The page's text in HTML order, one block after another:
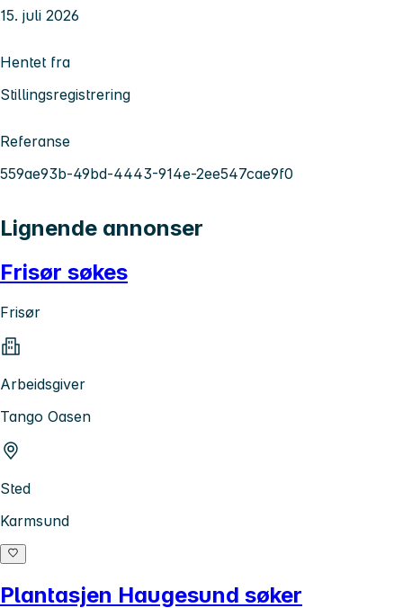
15. juli 2026
Hentet fra
Stillingsregistrering
Referanse
559ae93b-49bd-4443-914e-2ee547cae9f0
Lignende annonser
Frisør søkes
Frisør
Arbeidsgiver
Tango Oasen
Sted
Karmsund
Plantasjen Haugesund søker